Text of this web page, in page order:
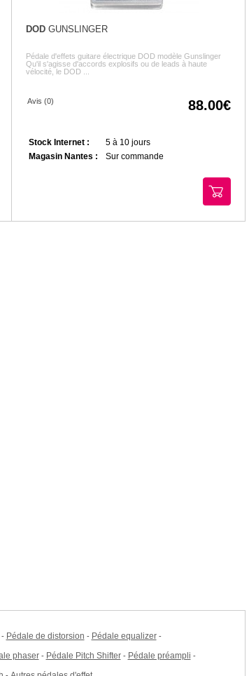
DOD GUNSLINGER
Pédale d'effets guitare électrique DOD modèle Gunslinger
Qu'il s'agisse d'accords explosifs ou de leads à haute
vélocité, le DOD ...
Avis (0) 88.00
Stock Internet :
5 à 10 jours
Magasin Nantes :
Sur commande
Pédale de distorsion - Pédale equalizer-
phaser- Pédale Pitch Shifter- Pédale préampli -